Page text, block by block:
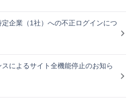
定企業（1社）への不正ログインにつ
スによるサイト全機能停止のお知ら